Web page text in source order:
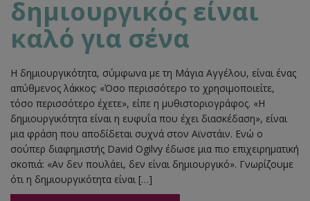
δημιουργικός είναι
καλό για σένα
Η δημιουργικότητα, σύμφωνα με τη Μάγια Αγγέλου, είναι ένας
απύθμενος λάκκος: «Όσο περισσότερο το χρησιμοποιείτε,
τόσο περισσότερο έχετε», είπε η μυθιστοριογράφος. «Η
δημιουργικότητα είναι η ευφυΐα που έχει διασκέδαση», είναι
μια φράση που αποδίδεται συχνά στον Αϊνστάιν. Ενώ ο
σούπερ διαφημιστής David Ogilvy έδωσε μια πιο επιχειρηματική
σκοπιά: «Αν δεν πουλάει, δεν είναι δημιουργικό». Γνωρίζουμε
ότι η δημιουργικότητα είναι […]